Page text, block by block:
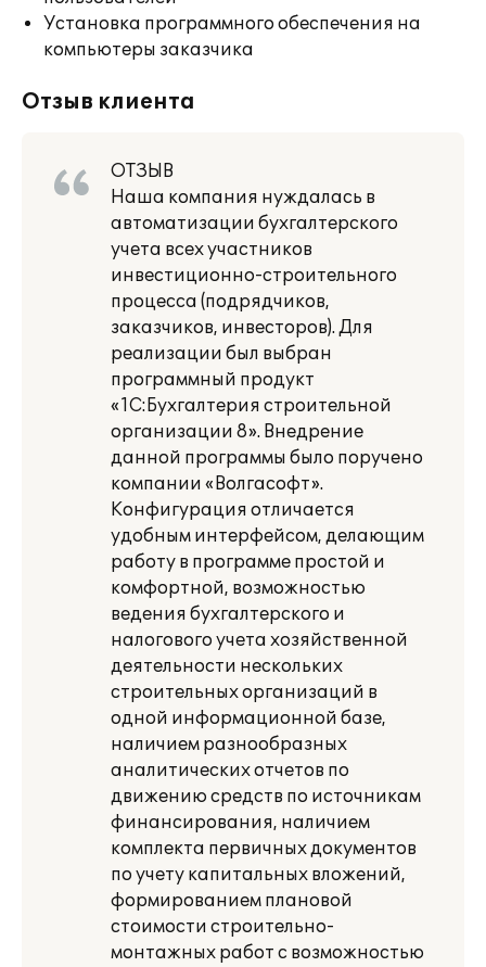
Установка программного обеспечения на
компьютеры заказчика
Отзыв клиента
ОТЗЫВ
Наша компания нуждалась в
автоматизации бухгалтерского
учета всех участников
инвестиционно-строительного
процесса (подрядчиков,
заказчиков, инвесторов). Для
реализации был выбран
программный продукт
«1С:Бухгалтерия строительной
организации 8». Внедрение
данной программы было поручено
компании «Волгасофт».
Конфигурация отличается
удобным интерфейсом, делающим
работу в программе простой и
комфортной, возможностью
ведения бухгалтерского и
налогового учета хозяйственной
деятельности нескольких
строительных организаций в
одной информационной базе,
наличием разнообразных
аналитических отчетов по
движению средств по источникам
финансирования, наличием
комплекта первичных документов
по учету капитальных вложений,
формированием плановой
стоимости строительно-
монтажных работ с возможностью